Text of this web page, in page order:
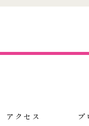
アクセス ブ